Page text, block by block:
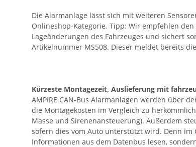
Die Alarmanlage lässt sich mit weiteren
Onlineshop-Kategorie. Tipp: Wir empfehlen
Lageänderungen des Fahrzeuges und sichert
Artikelnummer MS508. Dieser meldet bereits
Kürzeste Montagezeit, Auslieferung mit
AMPIRE CAN-Bus Alarmanlagen werden über
die Montagekosten im Vergleich zu
Masse und Sirenenansteuerung). Außerdem
sofern dies vom Auto unterstützt wird. Denn im
Informationen aus dem Datenbus lesen,